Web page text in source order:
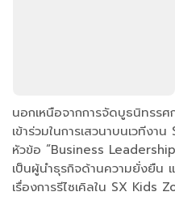
นอกเหนือจากการจัดบูธนิทรรศ
เข้าร่วมในการเสวนาบนเวทีง
หัวข้อ “Business
เป็นผู้นำธุรกิจด้านความยั่งยืน
เรื่องการรีไซเคิลใน SX Kids